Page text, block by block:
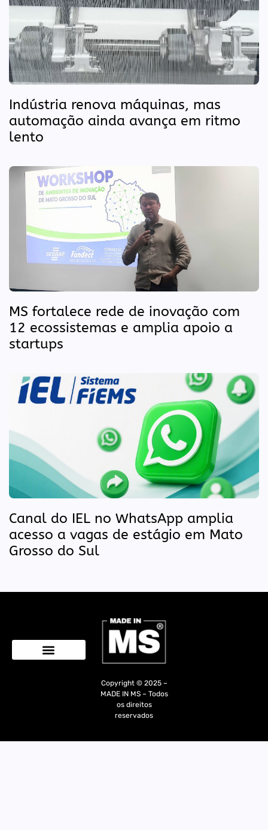
Indústria renova máquinas, mas
automação ainda avança em ritmo
lento
MS fortalece rede de inovação com
12 ecossistemas e amplia apoio a
startups
Canal do IEL no WhatsApp amplia
acesso a vagas de estágio em Mato
Grosso do Sul
Copyright © 2025 –
MADE IN MS – Todos
os direitos
reservados